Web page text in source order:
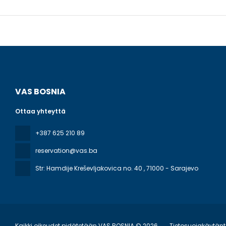
VAS BOSNIA
Ottaa yhteyttä
+387 625 210 89
reservation@vas.ba
Str: Hamdije Kreševljakovica no. 40 , 71000 - Sarajevo